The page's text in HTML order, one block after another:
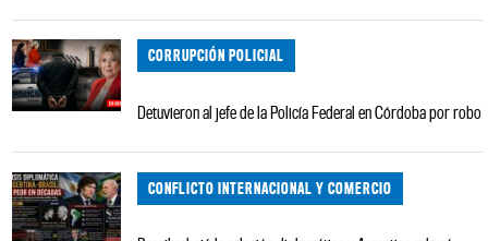
CORRUPCIÓN POLICIAL
Detuvieron al jefe de la Policía Federal en Córdoba por robo
CONFLICTO INTERNACIONAL Y COMERCIO